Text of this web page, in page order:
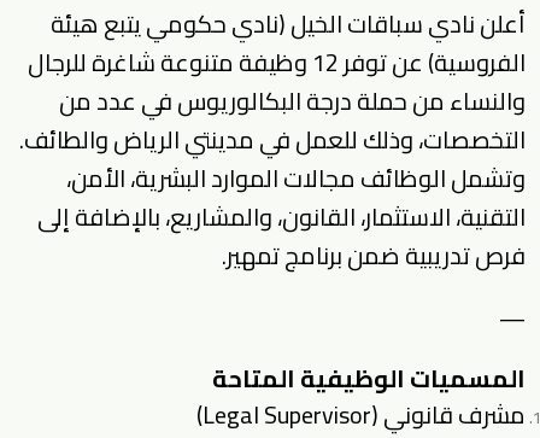
أعلن نادي سباقات الخيل (نادي حكومي يتبع هيئة
الفروسية) عن توفر 12 وظيفة متنوعة شاغرة للرجال
والنساء من حملة درجة البكالوريوس في عدد من
التخصصات، وذلك للعمل في مدينتي الرياض والطائف.
وتشمل الوظائف مجالات الموارد البشرية، الأمن،
التقنية، الاستثمار، القانون، والمشاريع، بالإضافة إلى
فرص تدريبية ضمن برنامج تمهير.
—
المسميات الوظيفية المتاحة
مشرف قانوني (Legal Supervisor)